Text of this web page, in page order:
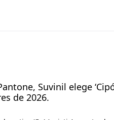
Suvinil elege
de 2026.